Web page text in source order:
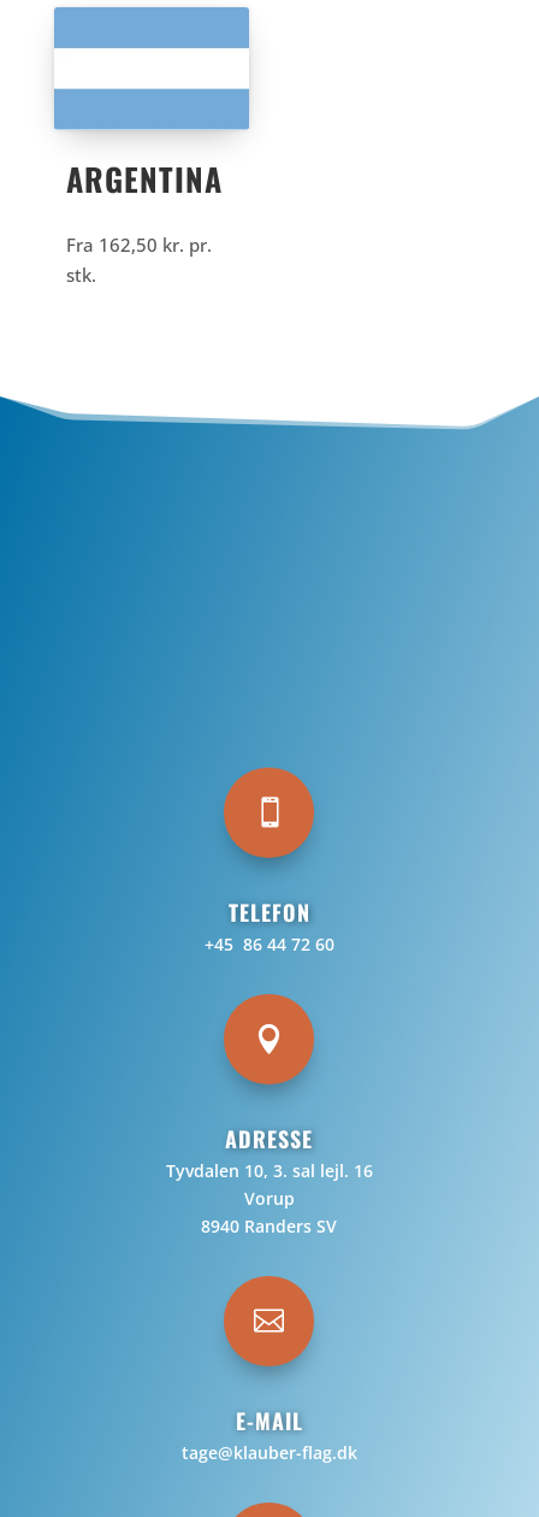
ARGENTINA
Fra 162,50 kr. pr.
stk.

TELEFON
+45 86 44 72 60

ADRESSE
Tyvdalen 10, 3. sal lejl. 16
Vorup
8940 Randers SV

E-MAIL
tage@klauber-flag.dk